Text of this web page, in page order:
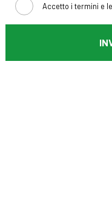
Accetto i termini e